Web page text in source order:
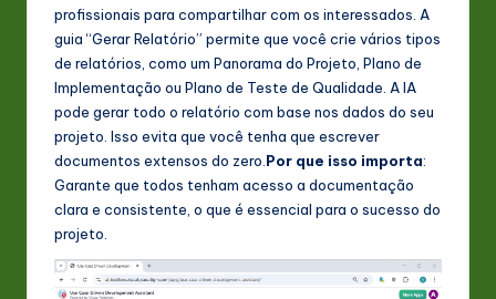
profissionais para compartilhar com os interessados. A
guia “Gerar Relatório” permite que você crie vários tipos
de relatórios, como um Panorama do Projeto, Plano de
Implementação ou Plano de Teste de Qualidade. A IA
pode gerar todo o relatório com base nos dados do seu
projeto. Isso evita que você tenha que escrever
documentos extensos do zero. Por que isso importa:
Garante que todos tenham acesso a documentação
clara e consistente, o que é essencial para o sucesso do
projeto.